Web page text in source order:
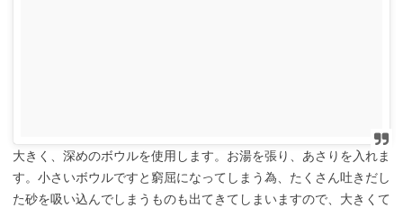
大きく、深めのボウルを使用します。お湯を張り、あさりを入れま
す。小さいボウルですと窮屈になってしまう為、たくさん吐きだし
た砂を吸い込んでしまうものも出てきてしまいますので、大きくて